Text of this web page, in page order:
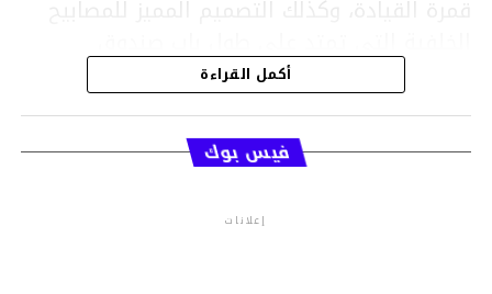
متطورة ومختلفة كليا عن واجهات القيادة في
أكمل القراءة
فيس بوك
إعلانات